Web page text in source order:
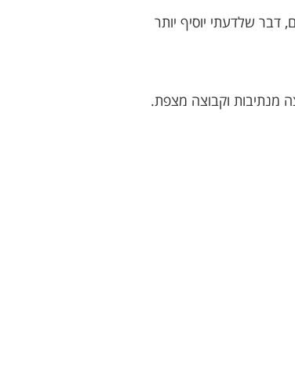
מקומות 2-5 יתמודדו על הזכות למבחנים, דבר שלדעתי יוסיף יותר
מנתיבות וקבוצה מצפת.